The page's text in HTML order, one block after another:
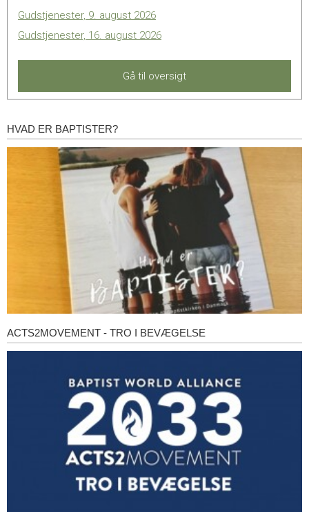
Gudstjenester, 9. august 2026
Gudstjenester, 16. august 2026
Gå til oversigt
Hvad
HVAD ER BAPTISTER?
Acts2Movement
ACTS2MOVEMENT - TRO I BEVÆGELSE